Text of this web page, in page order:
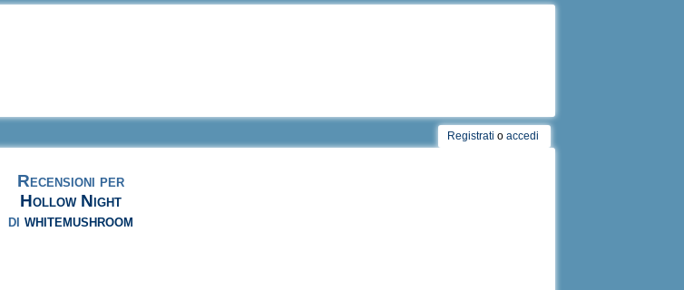
Registrati o accedi
Recensioni per
Hollow Night
diwhitemushroom